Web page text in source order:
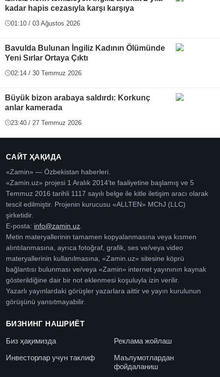
kadar hapis cezasıyla karşı karşıya
01:10 / 03 Ağustos 2026
Bavulda Bulunan İngiliz Kadının Ölümünde
Yeni Sırlar Ortaya Çıktı
02:14 / 30 Temmuz 2026
Büyük bizon arabaya saldırdı: Korkunç
anlar kamerada
23:40 / 27 Temmuz 2026
САЙТ ҲАҚИДА
«Zamin» — Özbekistan haberleri.
«Zamin.uz» projesi 1 Aralık 2014’te faaliyetine başlamış ve 5
Temmuz 2016 tarihli 1117 sayılı belge ile kitle iletişim aracı olarak
tescil edilmiştir. Projenin kurucusu «ALLTEN» MChJ (LLC)
şirketidir.
E-posta: info@zamin.uz
Metin materyallerinin tamamen kopyalanmasına veya kısmen
alıntılanmasına, ayrıca fotoğraf, grafik, ses ve/veya video
materyallerinin kullanılmasına, «Zamin.uz» sitesine köprü
bağlantısı bulunması ve/veya «Zamin» internet yayınının kaynak
gösterildiğine dair bir not eklenmesi koşuluyla izin verilir.
Yazarlı yayınlardaki görüşler yazarlara aittir ve yayın kurulunun
görüşünü yansıtmayabilir.
БИЗНИНГ НАШРИЁТ
Биз ҳақимизда
Реклама жойлаш
Инвесторлар учун таклиф
Маълумотлардан
фойдаланиш